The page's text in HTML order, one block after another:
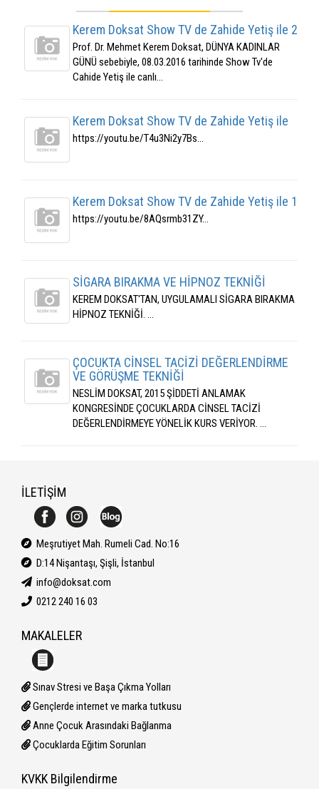
Kerem Doksat Show TV de Zahide Yetiş ile 2
Prof. Dr. Mehmet Kerem Doksat, DÜNYA KADINLAR
GÜNÜ sebebiyle, 08.03.2016 tarihinde Show Tv'de
Cahide Yetiş ile canlı...
Kerem Doksat Show TV de Zahide Yetiş ile
https://youtu.be/T4u3Ni2y7Bs...
Kerem Doksat Show TV de Zahide Yetiş ile 1
https://youtu.be/8AQsrmb31ZY...
SİGARA BIRAKMA VE HİPNOZ TEKNİĞİ
KEREM DOKSAT'TAN, UYGULAMALI SİGARA BIRAKMA
HİPNOZ TEKNİĞİ. ...
ÇOCUKTA CİNSEL TACİZİ DEĞERLENDİRME
VE GÖRÜŞME TEKNİĞİ
NESLİM DOKSAT, 2015 ŞİDDETİ ANLAMAK
KONGRESİNDE ÇOCUKLARDA CİNSEL TACİZİ
DEĞERLENDİRMEYE YÖNELİK KURS VERİYOR. ...
İLETİŞİM
Meşrutiyet Mah. Rumeli Cad. No:16
D:14 Nişantaşı, Şişli, İstanbul
info@doksat.com
0212 240 16 03
MAKALELER
Sınav Stresi ve Başa Çıkma Yolları
Gençlerde internet ve marka tutkusu
Anne Çocuk Arasındaki Bağlanma
Çocuklarda Eğitim Sorunları
KVKK Bilgilendirme